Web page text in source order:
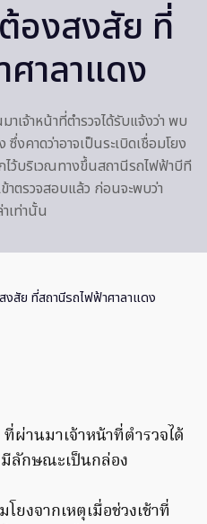
องสงสัย ที่
าลาแดง
เจ้าหน้าที่ตำรวจได้รับแจ้งว่า พบ
คาดว่าอาจเป็นระเบิดเชื่อมโยง
ไว้บริเวณทางขึ้นสถานีรถไฟฟ้าบีที
าตรวจสอบแล้ว ก่อนจะพบว่า
เท่านั้น
สัย ที่สถานีรถไฟฟ้าศาลาแดง
ผ่านมาเจ้าหน้าที่ตำรวจได้
ลักษณะเป็นกล่อง
ยงจากเหตุเมื่อช่วงเช้าที่